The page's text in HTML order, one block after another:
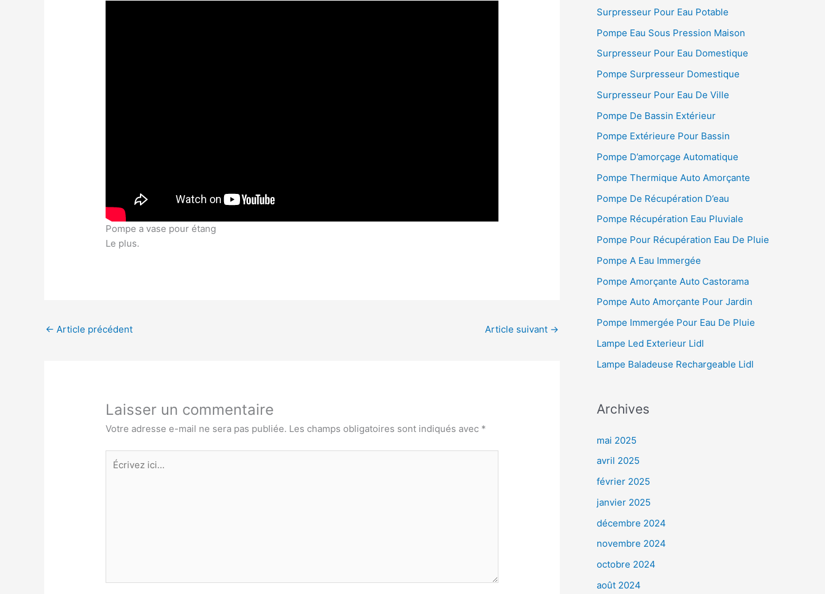
Pompe a vase pour étang
Le plus.
← Article précédent Article suivant →
Laisser un commentaire
Votre adresse e-mail ne sera pas publiée. Les champs obligatoires sont indiqués avec *
Écrivez
ici…
Surpresseur Pour Eau Potable
Pompe Eau Sous Pression Maison
Surpresseur Pour Eau Domestique
Pompe Surpresseur Domestique
Surpresseur Pour Eau De Ville
Pompe De Bassin Extérieur
Pompe Extérieure Pour Bassin
Pompe D’amorçage Automatique
Pompe Thermique Auto Amorçante
Pompe De Récupération D’eau
Pompe Récupération Eau Pluviale
Pompe Pour Récupération Eau De Pluie
Pompe A Eau Immergée
Pompe Amorçante Auto Castorama
Pompe Auto Amorçante Pour Jardin
Pompe Immergée Pour Eau De Pluie
Lampe Led Exterieur Lidl
Lampe Baladeuse Rechargeable Lidl
Archives
mai 2025
avril 2025
février 2025
janvier 2025
décembre 2024
novembre 2024
octobre 2024
août 2024